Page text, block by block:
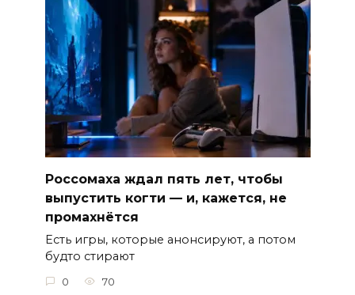
Россомаха ждал пять лет, чтобы
выпустить когти — и, кажется, не
промахнётся
Есть игры, которые анонсируют, а потом
будто стирают
0 70